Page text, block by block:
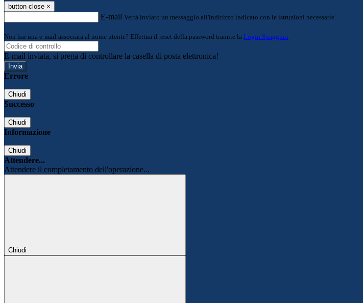
button close ×
E-mail Verrà inviato un messaggio all'indirizzo indicato con le istruzioni necessarie.
Non hai una e-mail associata al nome utente? Effettua il reset della password tramite la Login Spaggiari
E-mail inviata, si prega di controllare la casella di posta elettronica!
Errore
Chiudi
Successo
Chiudi
Informazione
Chiudi
Attendere...
Attendere il completamento dell'operazione...
Chiudi